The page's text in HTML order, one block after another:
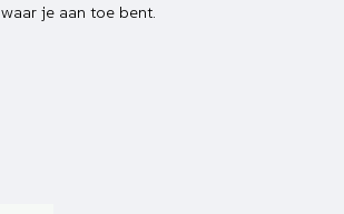
waar je aan toe bent.